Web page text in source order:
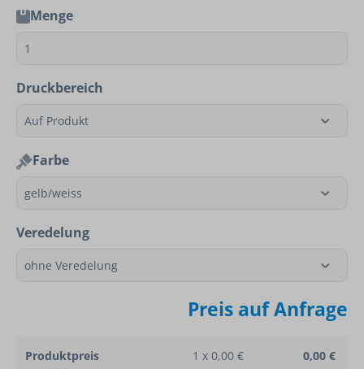
Menge
Druckbereich
Farbe
Veredelung
Preis auf Anfrage
Produktpreis 1 x 0,00 €
0,00 €